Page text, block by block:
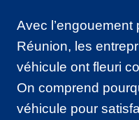
Avec
Réunion, les
véhicule ont fleuri
On comprend
véhicule pour